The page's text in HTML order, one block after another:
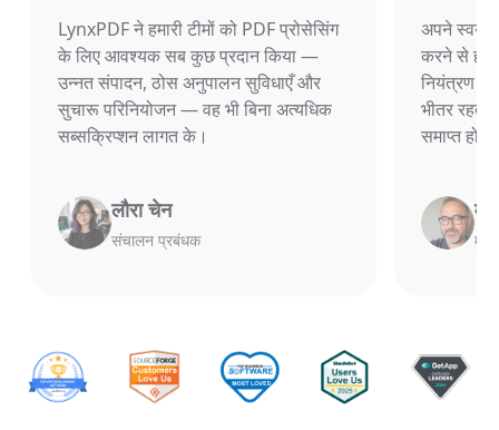
LynxPDF ने हमारी टीमों को PDF प्रोसेसिंग
के लिए आवश्यक सब कुछ प्रदान किया —
उन्नत संपादन, ठोस अनुपालन सुविधाएँ और
सुचारू परिनियोजन — वह भी बिना अत्यधिक
सब्सक्रिप्शन लागत के।
लौरा चेन
संचालन प्रबंधक
अपने स्वयं
करने से हमें
नियंत्रण
भीतर रहती
समाप्त हो